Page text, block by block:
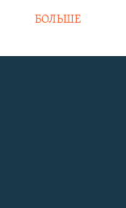
БОЛЬШЕ